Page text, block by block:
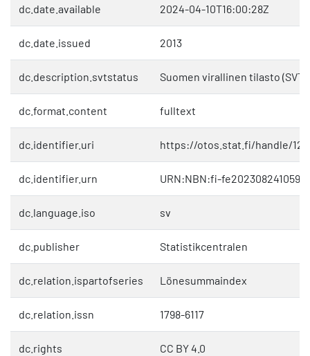
dc.date.available 2024-04-10T16:00:28Z
dc.date.issued 2013
dc.description.svtstatus Suomen virallinen tilasto (SVT)
dc.format.content fulltext
dc.identifier.uri https://otos.stat.fi/handle/
dc.identifier.urn URN:NBN:fi-
dc.language.iso sv
dc.publisher Statistikcentralen
dc.relation.ispartofseries Lönesummaindex
dc.relation.issn 1798-6117
dc.rights CC BY 4.0